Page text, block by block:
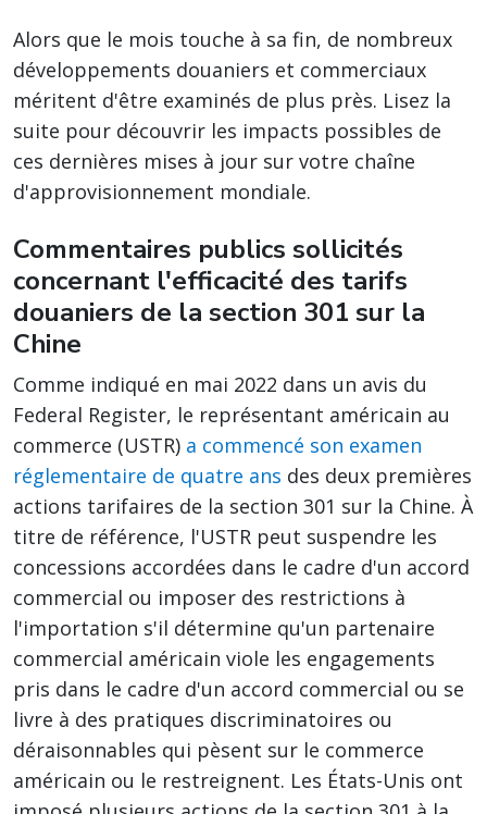
Alors que le mois touche à sa fin, de nombreux
développements douaniers et commerciaux
méritent d'être examinés de plus près. Lisez la
suite pour découvrir les impacts possibles de
ces dernières mises à jour sur votre chaîne
d'approvisionnement mondiale.
Commentaires publics sollicités
concernant l'efficacité des tarifs
douaniers de la section 301 sur la
Chine
Comme indiqué en mai 2022 dans un avis du
Federal Register, le représentant américain au
commerce (USTR) a commencé son examen
réglementaire de quatre ans des deux premières
actions tarifaires de la section 301 sur la Chine. À
titre de référence, l'USTR peut suspendre les
concessions accordées dans le cadre d'un accord
commercial ou imposer des restrictions à
l'importation s'il détermine qu'un partenaire
commercial américain viole les engagements
pris dans le cadre d'un accord commercial ou se
livre à des pratiques discriminatoires ou
déraisonnables qui pèsent sur le commerce
américain ou le restreignent. Les États-Unis ont